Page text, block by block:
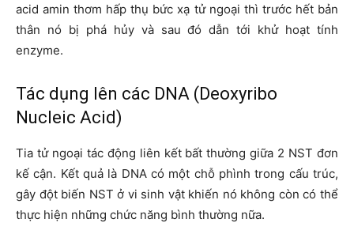
acid amin thơm hấp thụ bức xạ tử ngoại thì trước hết bản
thân nó bị phá hủy và sau đó dẫn tới khử hoạt tính
enzyme.
Tác dụng lên các DNA (Deoxyribo
Nucleic Acid)
Tia tử ngoại tác động liên kết bất thường giữa 2 NST đơn
kế cận. Kết quả là DNA có một chỗ phình trong cấu trúc,
gây đột biến NST ở vi sinh vật khiến nó không còn có thể
thực hiện những chức năng bình thường nữa.